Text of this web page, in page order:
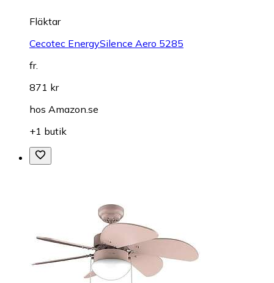
Fläktar
Cecotec EnergySilence Aero 5285
fr.
871 kr
hos Amazon.se
+1 butik